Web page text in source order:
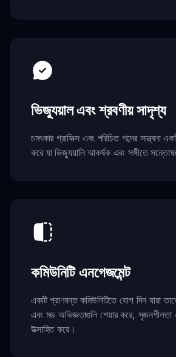
ভিজ্যুয়াল এবং শ্রবণীয় সাদৃশ্য
চমৎকার গ্রাফিক্স এবং পরিচিত শব্দের সান্ত্বনা
করে যা ভিজ্যুয়ালি আকর্ষক এবং সঙ্গীতে
কমিউনিটি এনগেজমেন্ট
একটি প্রাণবন্ত কমিউনিটিতে যোগ দিন যারা
এবং মড অভিজ্ঞতাগুলি শেয়ার করে, সৃজনশীলতা
উত্সাহিত করে।